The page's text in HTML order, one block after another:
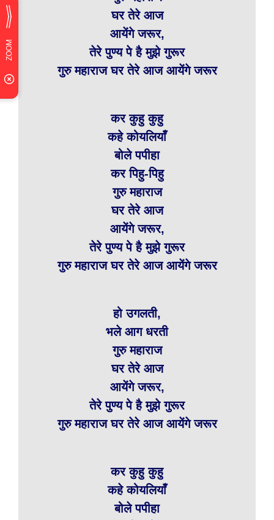
घर तेरे आज
आयेंगे जरूर,
तेरे पुण्य पे है मुझे गुरूर
गुरु महाराज घर तेरे आज आयेंगे जरूर
कर कुहु कुहु
कहे कोयलियाँ
बोले पपीहा
कर पिहु-पिहु
गुरु महाराज
घर तेरे आज
आयेंगे जरूर,
तेरे पुण्य पे है मुझे गुरूर
गुरु महाराज घर तेरे आज आयेंगे जरूर
हो उगलती,
भले आग धरती
गुरु महाराज
घर तेरे आज
आयेंगे जरूर,
तेरे पुण्य पे है मुझे गुरूर
गुरु महाराज घर तेरे आज आयेंगे जरूर
कर कुहु कुहु
कहे कोयलियाँ
बोले पपीहा